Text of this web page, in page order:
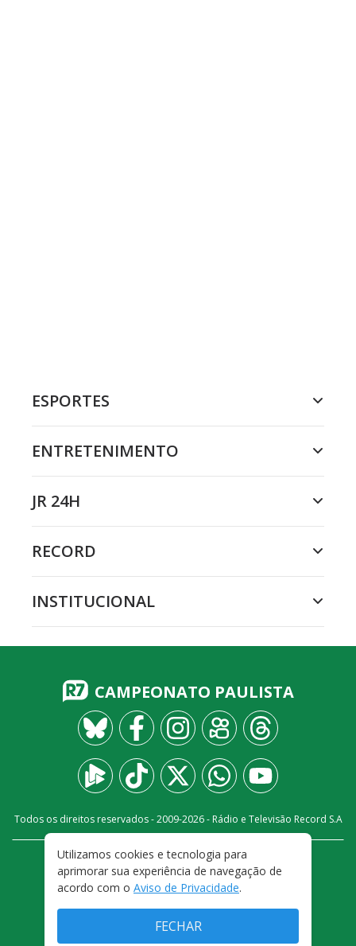
ESPORTES
ENTRETENIMENTO
JR 24H
RECORD
INSTITUCIONAL
CAMPEONATO PAULISTA
Todos os direitos reservados - 2009-2026- Rádio e Televisão Record S.A
FALE CONOSCO
PRIVACIDADE
TERMOS E CONDIÇÕES DE USO
Utilizamos cookies e tecnologia para
aprimorar sua experiência de navegação de
acordo com o Aviso de Privacidade.
FECHAR